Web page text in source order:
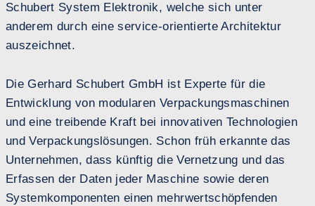
Schubert System Elektronik, welche sich unter
anderem durch eine service-orientierte Architektur
auszeichnet.
Die Gerhard Schubert GmbH ist Experte für die
Entwicklung von modularen Verpackungsmaschinen
und eine treibende Kraft bei innovativen Technologien
und Verpackungslösungen. Schon früh erkannte das
Unternehmen, dass künftig die Vernetzung und das
Erfassen der Daten jeder Maschine sowie deren
Systemkomponenten einen mehrwertschöpfenden